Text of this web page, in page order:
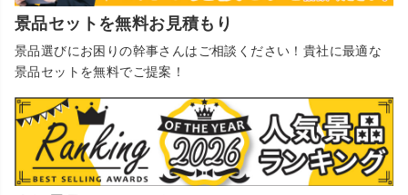
景品セットを無料お見積もり
景品選びにお困りの幹事さんはご相談ください！貴社に最適な
景品セットを無料でご提案！